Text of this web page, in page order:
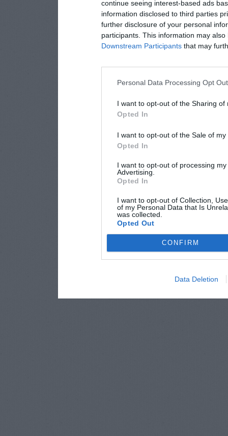
continue seeing interest-based ads
information disclosed to third parties
further disclosure of your personal
participants. This information may
Downstream Participants that may
Personal Data Processing Opt
I want to opt-out of the Sharing of
Opted In
I want to opt-out of the Sale of
Opted In
I want to opt-out of processing
Advertising.
Opted In
I want to opt-out of Collection,
of my Personal Data that Is
was collected.
Opted Out
CONFIRM
Data Deletion